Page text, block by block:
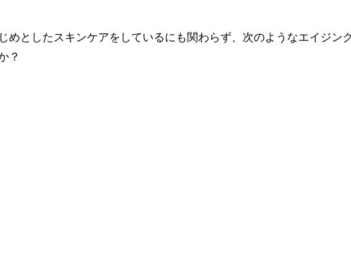
めとしたスキンケアをしているにも関わらず、次のようなエイジン
？